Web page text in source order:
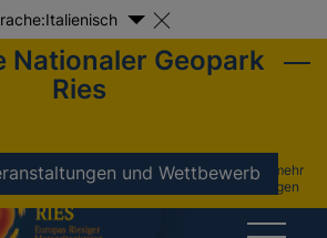
Italienisch
Nationaler Geopark
Ries
und Wettbewerbnicht mehr
anzeigen